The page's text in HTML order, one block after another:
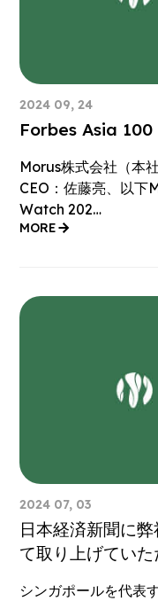
2024 09, 24
Forbes Asia
Morus株式会社（本
CEO：佐藤亮、以
Watch 202…
MORE
2024 07, 03
日本経済新聞に
て取り上げてい
シンガポールを代表